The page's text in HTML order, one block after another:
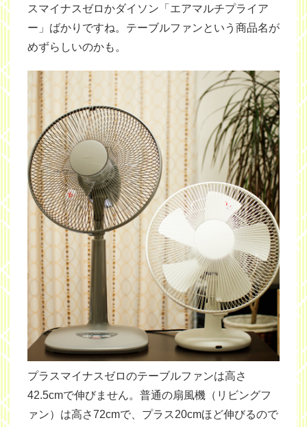
スマイナスゼロかダイソン「エアマルチプライア
ー」ばかりですね。テーブルファンという商品名が
めずらしいのかも。
プラスマイナスゼロのテーブルファンは高さ
42.5cmで伸びません。普通の扇風機（リビングフ
ァン）は高さ72cmで、プラス20cmほど伸びるので